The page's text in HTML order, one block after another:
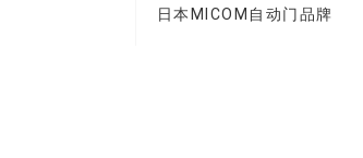
日本MICOM自动门品牌